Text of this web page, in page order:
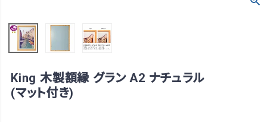
King 木製額縁 グラン A2 ナチュラル
(マット付き)